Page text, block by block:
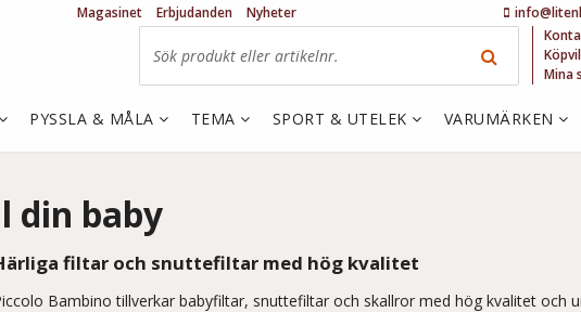
din baby
filtar och snuttefiltar med hög kvalitet
Bambino tillverkar babyfiltar, snuttefiltar och skallror med hög kvalitet och
Magasinet Erbjudanden
Nyheter
Mina
PYSSLA & MÅLA TEMA SPORT & UTELEK VARUMÄRKEN